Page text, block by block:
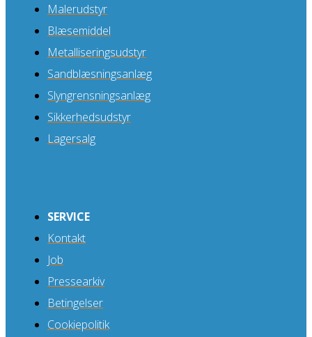
Malerudstyr
Blæsemiddel
Metalliseringsudstyr
Sandblæsningsanlæg
Slyngrensningsanlæg
Sikkerhedsudstyr
Lagersalg
SERVICE
Kontakt
Job
Pressearkiv
Betingelser
Cookiepolitik